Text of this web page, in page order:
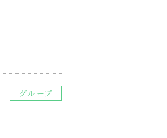
グループ